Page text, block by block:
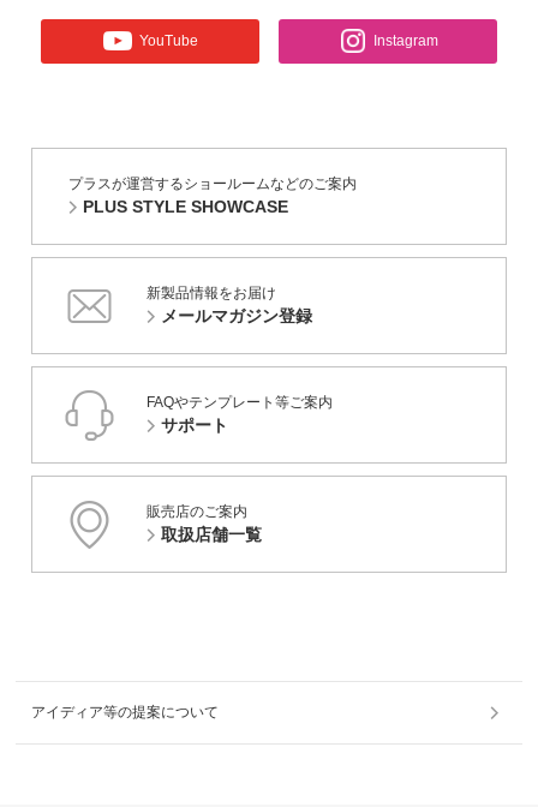
YouTube Instagram
プラスが運営するショールームなどのご案内
PLUS STYLE SHOWCASE
新製品情報をお届け
メールマガジン登録
FAQやテンプレート等ご案内
サポート
販売店のご案内
取扱店舗一覧
アイディア等の提案について